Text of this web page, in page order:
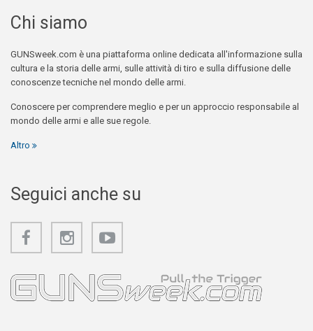
Chi siamo
GUNSweek.com è una piattaforma online dedicata all'informazione sulla
cultura e la storia delle armi, sulle attività di tiro e sulla diffusione delle
conoscenze tecniche nel mondo delle armi.
Conoscere per comprendere meglio e per un approccio responsabile al
mondo delle armi e alle sue regole.
Altro
Seguici anche su